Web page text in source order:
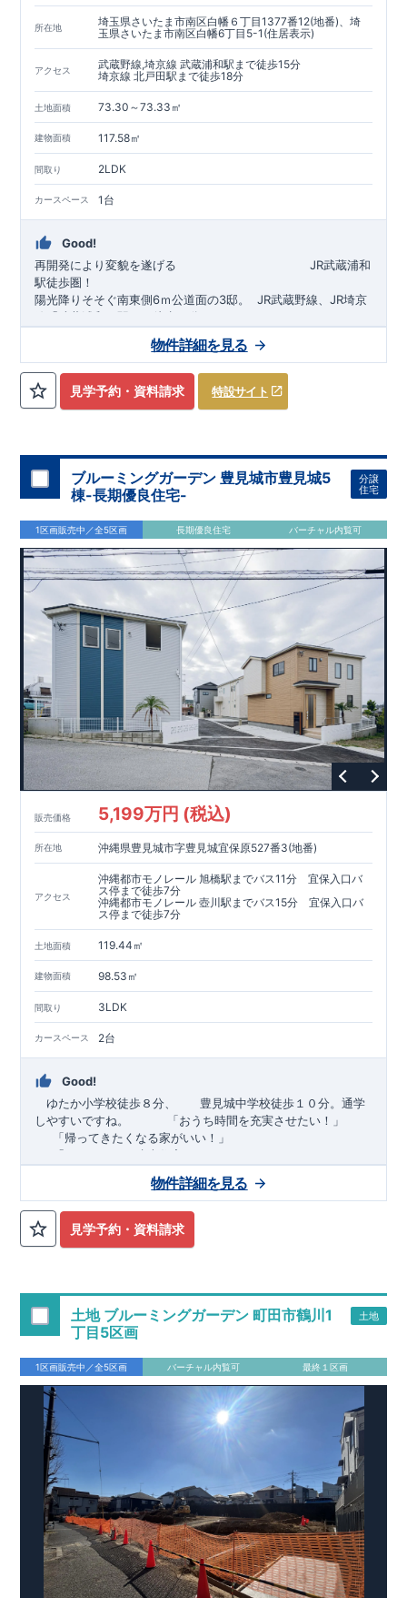
所在地
埼玉県さいたま市南区白幡６丁目1377番12(地番)、埼
玉県さいたま市南区白幡6丁目5-1(住居表示)
アクセス
武蔵野線,埼京線 武蔵浦和駅まで徒歩15分
埼京線 北戸田駅まで徒歩18分
土地面積 73.30～73.33㎡
建物面積 117.58㎡
間取り 2LDK
カースペース 1台
Good!
再開発により変貌を遂げる ​JR武蔵浦和
駅徒歩圏！
陽光降りそそぐ南東側6ｍ公道面の3邸。
​JR武蔵野線、JR埼京
線「 武蔵浦和 」駅まで徒歩15 分
自転車で約5分
JR埼京線「北戸田」駅まで徒歩18分​
​◆設計・建設性能評価ｗ取得！​◎性能評価とは
宅性能評価】
評価しております！ ​ 【建設 住宅性能評価】​
関 により、建物完成までに 計4回
優れた断熱等性能５を取得！​ ​その他項目も評価を受けてお
り、
性能に特化した住宅です！
​◆子育て環境良好！ ​ 辻小学校
2（3）LDKの間取りプラン採用！​​◆こだわりの内装！​家
族構成の変化に対応可能な可変型プラン！​全居室クローゼッ
ト付き！ ​
​◆充実した設備！ ​
冬でも快適！LDK床暖房標準装
雨の日でも洗濯物が干せる
付き！​食洗機付きシステムキッチン！​平日、休日 時間帯
問わずご案内可能です！​お気軽にお問い合わせください！​
【お問い合わせ】TEL：048-710-5571(営業時間 9:30～
18:30 火水定休日)
見学予約・資料請求 特設サイト
物件詳細を見る
ブルーミングガーデン 豊見城市豊見城5
棟-長期優良住宅-
分譲
住宅
1区画販売中／全5区画 長期優良住宅 バーチャル内覧可
販売価格 5,199万円 (税込)
所在地 沖縄県豊見城市字豊見城宜保原527番3(地番)
アクセス
沖縄都市モノレール 旭橋駅までバス11分 宜保入口バ
ス停まで徒歩7分
沖縄都市モノレール 壺川駅までバス15分 宜保入口バ
ス停まで徒歩7分
土地面積 119.44㎡
建物面積 98.53㎡
間取り 3LDK
カースペース 2台
Good!
ゆたか小学校徒歩８分、 豊見城中学校徒歩１０分。通学
しやすいですね。
「おうち時間を充実させたい！」
「帰ってきたくなる家がいい！」
「おしゃれなら建売住宅もありかも！」
TEL:098-860-2201（火・水曜日定休日、年末年始休み）
■オプションではありません！全棟標準搭載
ム・ガス衣類乾燥機・食洗器・宅配ボックス・玄関電子キー・
成材にヒノキを使用しております！
■長期優良住宅もっと詳しく
「いい家を作って、きちんと手
7つの厳しい技術基準をクリアした物件だけが認定を受けられる
長期優良住宅。
長期優良住宅として認定を受けるためには、国が定めた下記7つ
の技術基準をクリアする必要があります。東栄住宅は全棟でク
リア！①耐震性②劣化対策③維持管理性④住戸面積⑤省エネル
ギー性⑥居住環境⑦維持保全管理
そのほかの魅力として、住宅ローン金利優遇、固定資産税の減
税、中古市場での売却時にも有利です。
住宅性能評価ダブル
取得
「設計」と「建設」のダブルで性
能を評価されています！図面を第三者機関へ提出します。外部
評価委員が建設中に3回、竣工時に1回の現場検査が行われま
す。構造の安定、劣化の軽減、維持管理への配慮、温熱環境・
エネルギー消費量（断熱等性能）の必須4分野、空気環境で、最
高等級取得！ ■ 耐震等級3 もっと詳しく 東栄住宅の建物
は、国が定めた耐震最高等級3を取得。建築基準法に定められ
た、｢数百年に一度発生する地震に対して、倒壊、崩壊しない｣
当社こだわりの空間アイディアをショート動画で
ご紹介しています。ここをクリック
見学予約・資料請求
物件詳細を見る
土地 ブルーミングガーデン 町田市鶴川1
丁目5区画
土地
1区画販売中／全5区画 バーチャル内覧可 最終１区画